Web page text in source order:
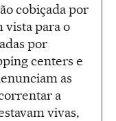
cobiçada por
para o
por
centers e
as
a
vivas,